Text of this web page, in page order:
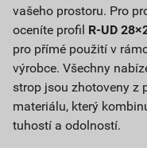
vašeho prostoru. Pro
oceníte profil R-UD
pro přímé použití v
výrobce. Všechny
strop jsou zhotoveny z
materiálu, který
tuhostí a odolností.